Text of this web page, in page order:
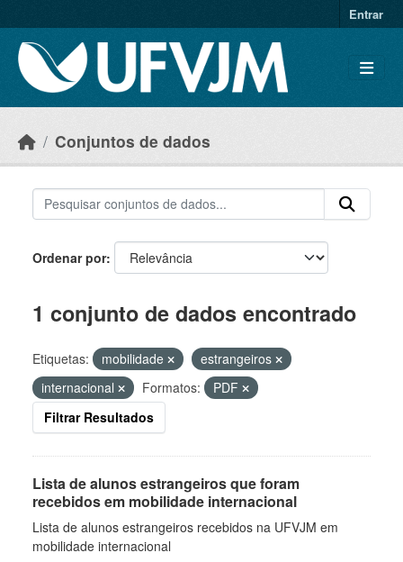
Entrar
Conjuntos de dados
Ordenar por
1 conjunto de dados encontrado
Etiquetas: mobilidade
estrangeiros
internacional
Formatos:
PDF
Filtrar Resultados
Lista de alunos estrangeiros que foram
recebidos em mobilidade internacional
Lista de alunos estrangeiros recebidos na UFVJM em
mobilidade internacional